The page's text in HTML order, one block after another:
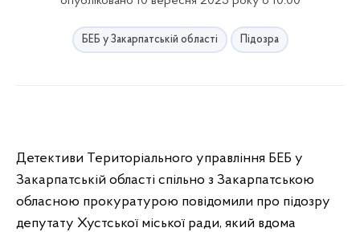
БЕБ у Закарпатській області Підозра
Детективи Територіального управління БЕБ у
Закарпатській області спільно з Закарпатською
обласною прокуратурою повідомили про підозру
депутату Хустської міської ради, який вдома